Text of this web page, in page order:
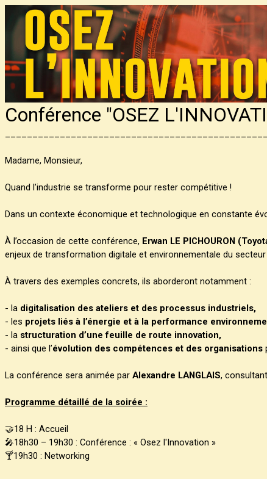
Conférence "OSEZ
Madame, Monsieur,
Quand l’industrie se transforme pour rester compétitive !
Dans un contexte économique et technologique en constante
À l’occasion de cette conférence, Erwan LE PICHOURON
enjeux de transformation digitale et environnementale du secteur
À travers des exemples concrets, ils aborderont notamment :
- la digitalisation des ateliers et des processus industriels,
- les projets liés à l’énergie et à la performance
- la structuration d’une feuille de route innovation,
- ainsi que l’évolution des compétences et des organisations
La conférence sera animée par Alexandre LANGLAIS,
Programme détaillé de la soirée :
🤝18 H : Accueil
🎤18h30 – 19h30 : Conférence : « Osez l'Innovation »
🍸19h30 : Networking